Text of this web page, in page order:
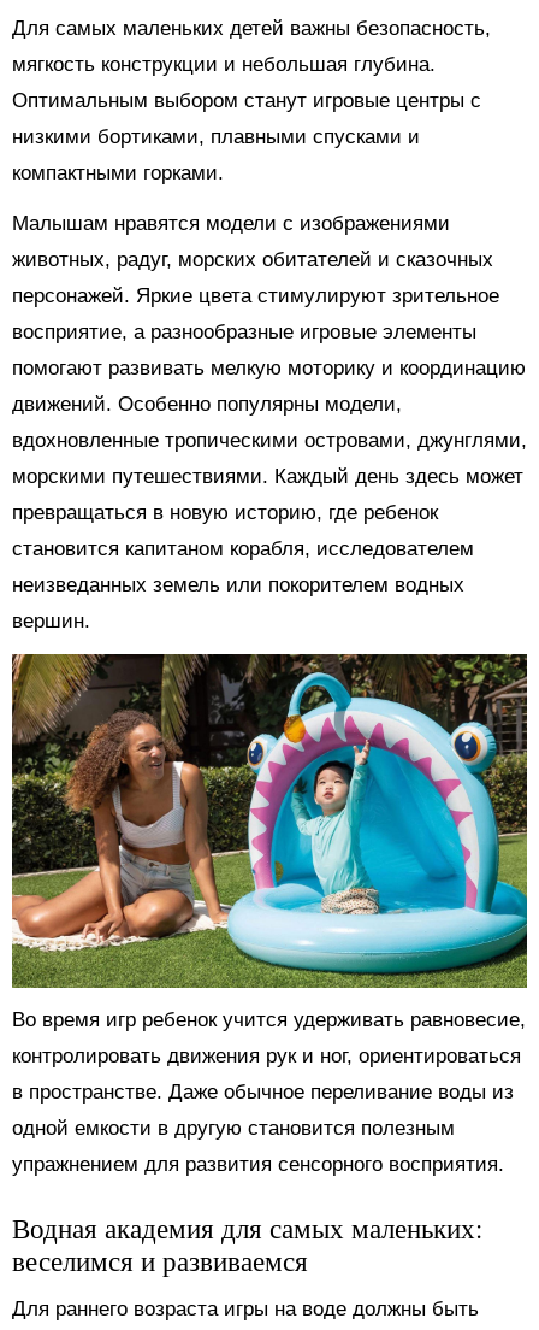
Для самых маленьких детей важны безопасность,
мягкость конструкции и небольшая глубина.
Оптимальным выбором станут игровые центры с
низкими бортиками, плавными спусками и
компактными горками.
Малышам нравятся модели с изображениями
животных, радуг, морских обитателей и сказочных
персонажей. Яркие цвета стимулируют зрительное
восприятие, а разнообразные игровые элементы
помогают развивать мелкую моторику и координацию
движений. Особенно популярны модели,
вдохновленные тропическими островами, джунглями,
морскими путешествиями. Каждый день здесь может
превращаться в новую историю, где ребенок
становится капитаном корабля, исследователем
неизведанных земель или покорителем водных
вершин.
Во время игр ребенок учится удерживать равновесие,
контролировать движения рук и ног, ориентироваться
в пространстве. Даже обычное переливание воды из
одной емкости в другую становится полезным
упражнением для развития сенсорного восприятия.
Водная академия для самых маленьких:
веселимся и развиваемся
Для раннего возраста игры на воде должны быть